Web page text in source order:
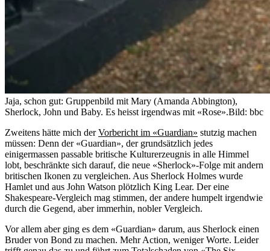
Jaja, schon gut: Gruppenbild mit Mary (Amanda Abbington),
Sherlock, John und Baby. Es heisst irgendwas mit «Rose».Bild: bbc
Zweitens hätte mich derVorbericht im «Guardian» stutzig machen
müssen: Denn der «Guardian», der grundsätzlich jedes
einigermassen passable britische Kulturerzeugnis in alle Himmel
lobt, beschränkte sich darauf, die neue «Sherlock»-Folge mit andern
britischen Ikonen zu vergleichen. Aus Sherlock Holmes wurde
Hamlet und aus John Watson plötzlich King Lear. Der eine
Shakespeare-Vergleich mag stimmen, der andere humpelt irgendwie
durch die Gegend, aber immerhin, nobler Vergleich.
Vor allem aber ging es dem «Guardian» darum, aus Sherlock einen
Bruder von Bond zu machen. Mehr Action, weniger Worte. Leider